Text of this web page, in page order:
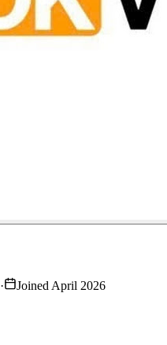
·
Joined April 2026